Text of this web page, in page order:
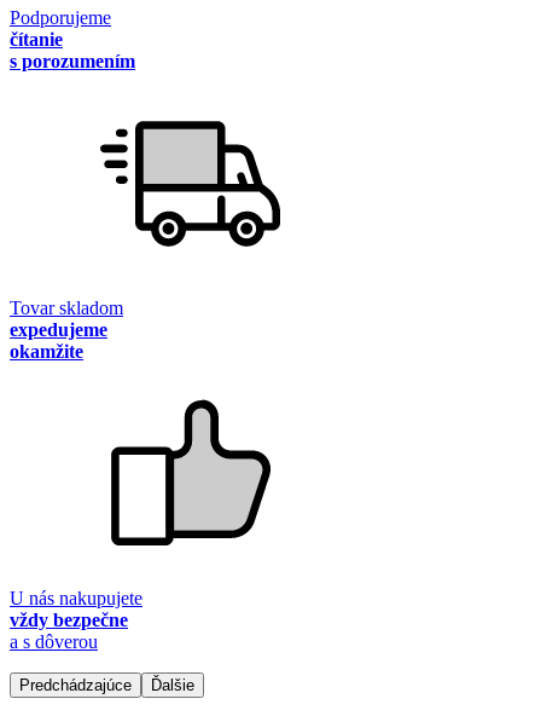
Podporujeme
čítanie
s porozumením
Tovar skladom
expedujeme
okamžite
U nás nakupujete
vždy bezpečne
a s dôverou
Predchádzajúce Ďalšie